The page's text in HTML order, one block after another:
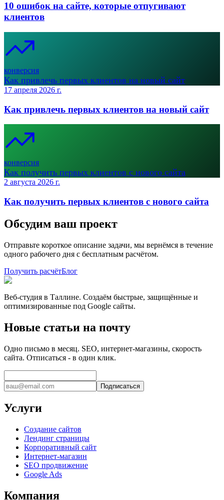
10 ошибок на сайте, которые отпугивают
клиентов
конверсия
Как привлечь первых клиентов на новый сайт
17 апреля 2026 г.
Как привлечь первых клиентов на новый сайт
конверсия
Как получить первых клиентов с нового сайта
2 августа 2026 г.
Как получить первых клиентов с нового сайта
Обсудим ваш проект
Отправьте короткое описание задачи, мы вернёмся в течение
одного рабочего дня с бесплатным расчётом.
Получить расчётБлог
Веб-студия в Таллине. Создаём быстрые, защищённые и
оптимизированные под Google сайты.
Новые статьи на почту
Одно письмо в месяц. SEO, интернет-магазины, скорость
сайта. Отписаться - в один клик.
Подписаться
Услуги
Создание сайтов
Лендинг страницы
Корпоративный сайт
Интернет-магазин
SEO продвижение
Google Ads
Компания